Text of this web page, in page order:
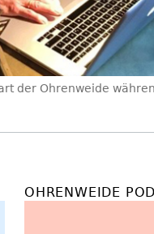
der Ohrenweide
OHRENWEIDE